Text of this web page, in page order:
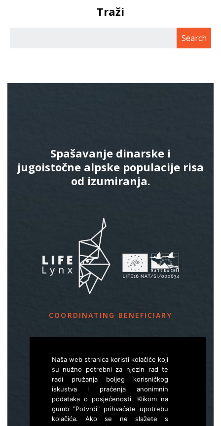
Traži
Spašavanje dinarske i
jugoistočne alpske populacije risa
od izumiranja.
COORDINATING BENEFICIARY
Večna pot 2, SI – 1000 Ljubljana
Elife.lynx.eu@gmail.com
W
www.zgs.si
Sitemap
Naša web stranica koristi kolačiće koji
su nužno potrebni za njezin rad te
radi pružanja boljeg korisničkog
iskustva i praćenja anonimnih
podataka o posjećenosti. Klikom na
gumb "Potvrdi" prihvaćate upotrebu
kolačića. Ako se ne slažete s